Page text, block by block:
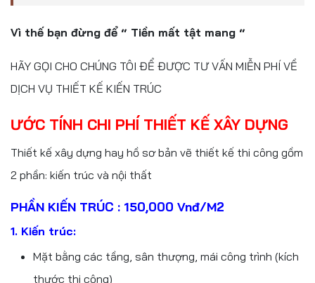
Vì thế bạn đừng để “ Tiền mất tật mang “
HÃY GỌI CHO CHÚNG TÔI ĐỂ ĐƯỢC TƯ VẤN MIỄN PHÍ VỀ
DỊCH VỤ THIẾT KẾ KIẾN TRÚC
ƯỚC TÍNH CHI PHÍ THIẾT KẾ XÂY DỰNG
Thiết kế xây dựng hay hồ sơ bản vẽ thiết kế thi công gồm
2 phần: kiến trúc và nội thất
PHẦN KIẾN TRÚC : 150,000 Vnđ/m2
1. Kiến trúc:
Mặt bằng các tầng, sân thượng, mái công trình (kích
thước thi công)